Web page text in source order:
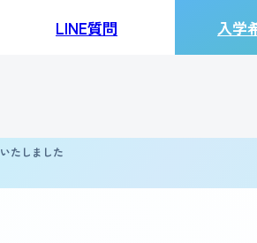
LINE質問 入学
たしました